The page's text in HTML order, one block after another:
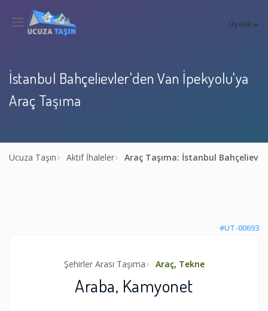
Üyelik
İstanbul Bahçelievler'den Van İpekyolu'ya
Araç Taşıma
Ucuza Taşın Aktif İhaleler Araç Taşıma: İstanbul
#UT-00693
Şehirler Arası Taşıma Araç, Tekne
Araba, Kamyonet